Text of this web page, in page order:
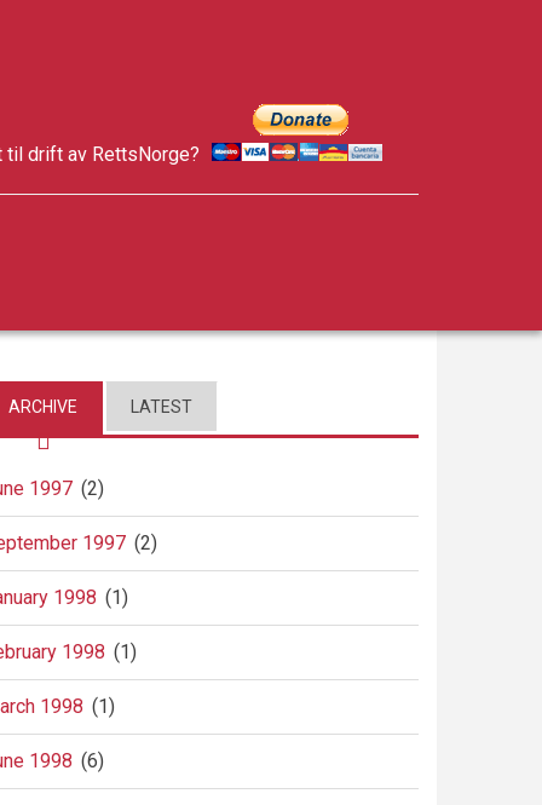
til drift av RettsNorge?
ARCHIVE LATEST
1997 (2)
1997 (2)
1998 (1)
1998 (1)
1998 (1)
1998 (6)